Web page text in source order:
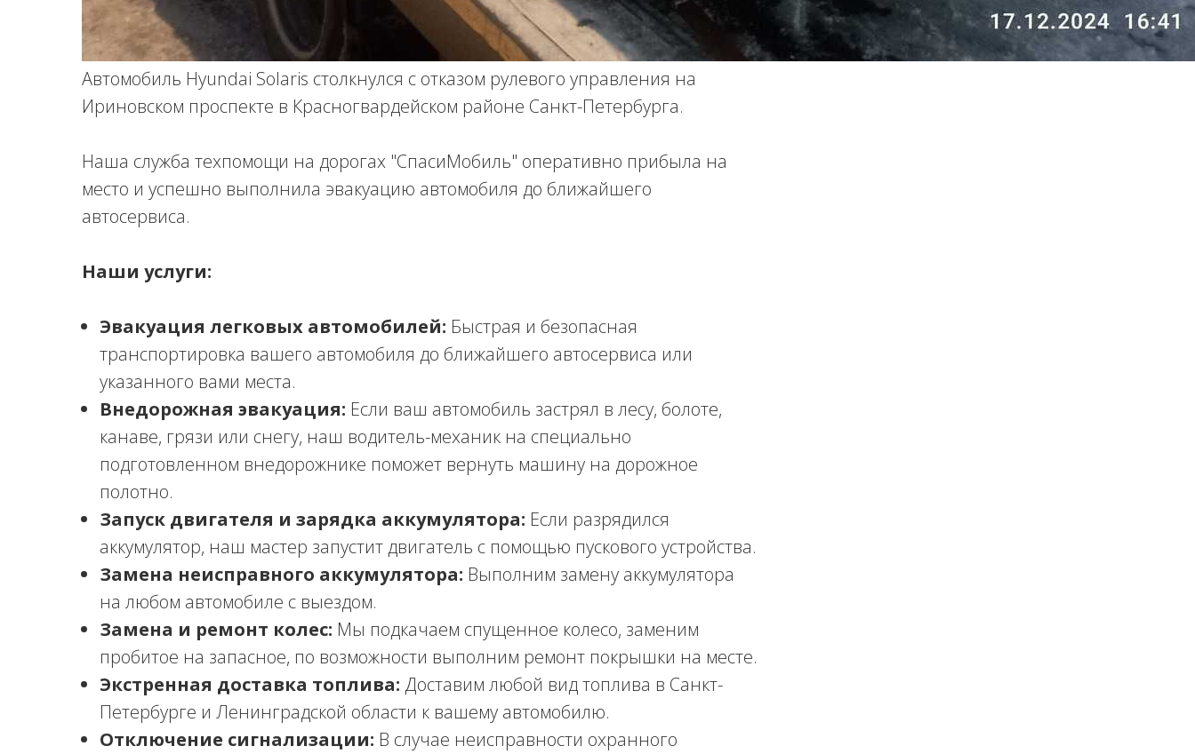
Автомобиль Hyundai Solaris столкнулся с отказом рулевого управления на
Ириновском проспекте в Красногвардейском районе Санкт-Петербурга.
Наша служба техпомощи на дорогах "СпасиМобиль" оперативно прибыла на
место и успешно выполнила эвакуацию автомобиля до ближайшего
автосервиса.
Наши услуги:
Эвакуация легковых автомобилей: Быстрая и безопасная
транспортировка вашего автомобиля до ближайшего автосервиса или
указанного вами места.
Внедорожная эвакуация: Если ваш автомобиль застрял в лесу, болоте,
канаве, грязи или снегу, наш водитель-механик на специально
подготовленном внедорожнике поможет вернуть машину на дорожное
полотно.
Запуск двигателя и зарядка аккумулятора: Если разрядился
аккумулятор, наш мастер запустит двигатель с помощью пускового устройства.
Замена неисправного аккумулятора: Выполним замену аккумулятора
на любом автомобиле с выездом.
Замена и ремонт колес: Мы подкачаем спущенное колесо, заменим
пробитое на запасное, по возможности выполним ремонт покрышки на месте.
Экстренная доставка топлива: Доставим любой вид топлива в Санкт-
Петербурге и Ленинградской области к вашему автомобилю.
Отключение сигнализации: В случае неисправности охранного